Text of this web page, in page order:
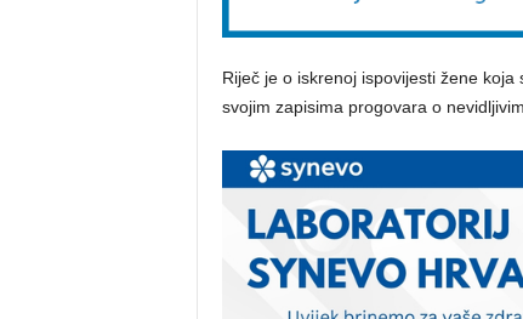
Riječ je o iskrenoj ispovijesti žene
svojim zapisima progovara o